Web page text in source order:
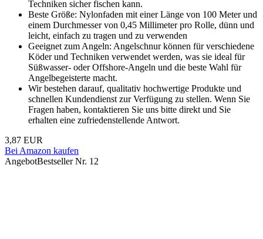
Techniken sicher fischen kann.
Beste Größe: Nylonfaden mit einer Länge von 100 Meter und
einem Durchmesser von 0,45 Millimeter pro Rolle, dünn und
leicht, einfach zu tragen und zu verwenden
Geeignet zum Angeln: Angelschnur können für verschiedene
Köder und Techniken verwendet werden, was sie ideal für
Süßwasser- oder Offshore-Angeln und die beste Wahl für
Angelbegeisterte macht.
Wir bestehen darauf, qualitativ hochwertige Produkte und
schnellen Kundendienst zur Verfügung zu stellen. Wenn Sie
Fragen haben, kontaktieren Sie uns bitte direkt und Sie
erhalten eine zufriedenstellende Antwort.
3,87 EUR
Bei Amazon kaufen
AngebotBestseller Nr. 12